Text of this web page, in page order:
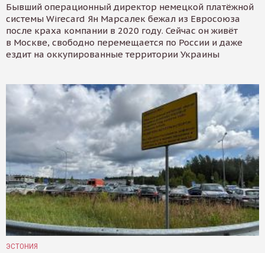
Бывший операционный директор немецкой платёжной
системы Wirecard Ян Марсалек бежал из Евросоюза
после краха компании в 2020 году. Сейчас он живёт
в Москве, свободно перемещается по России и даже
ездит на оккупированные территории Украины
ЭСТОНИЯ